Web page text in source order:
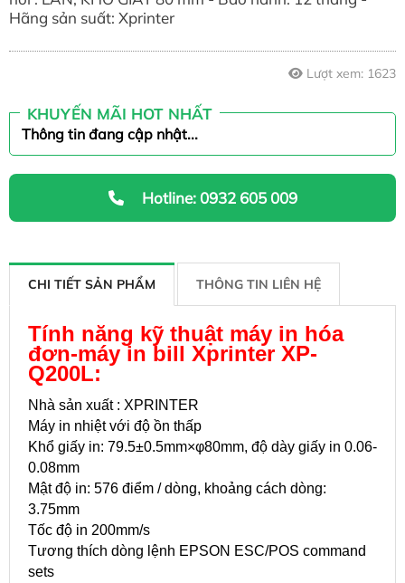
Hãng sản suất: Xprinter
Lượt xem: 1623
KHUYẾN MÃI HOT NHẤT
Thông tin đang cập nhật...
Hotline: 0932 605 009
CHI TIẾT SẢN PHẨM THÔNG TIN LIÊN HỆ
Tính năng kỹ thuật máy in hóa
đơn-máy in bill Xprinter XP-
Q200L:
Nhà sản xuất : XPRINTER
Máy in nhiệt với độ ồn thấp
Khổ giấy in: 79.5±0.5mm×φ80mm, độ dày giấy in 0.06-
0.08mm
Mật độ in: 576 điểm / dòng, khoảng cách dòng:
3.75mm
Tốc độ in 200mm/s
Tương thích dòng lệnh EPSON ESC/POS command
sets